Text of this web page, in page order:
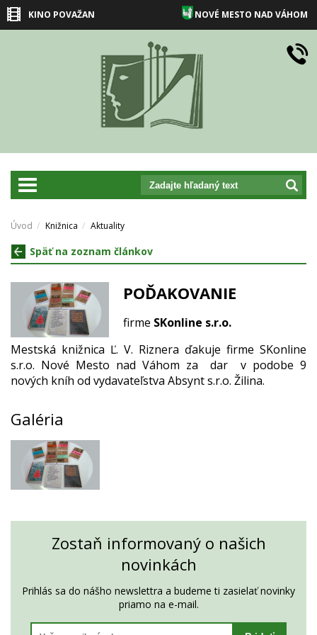
KINO POVAŽAN NOVÉ MESTO NAD VÁHOM
prepnut_navigaciu
Úvod Knižnica Aktuality
Späť na zoznam článkov
POĎAKOVANIE
firme SKonline s.r.o.
Mestská knižnica Ľ. V. Riznera ďakuje firme SKonline
s.r.o. Nové Mesto nad Váhom za dar v podobe 9
nových kníh od vydavateľstva Absynt s.r.o. Žilina.
Galéria
Zostaň informovaný o našich
novinkách
Prihlás sa do nášho newslettra a budeme ti zasielať novinky
priamo na e-mail.